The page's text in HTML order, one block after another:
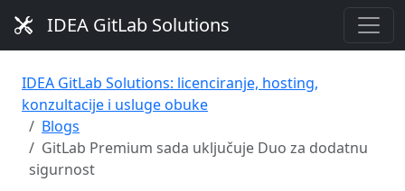
IDEA GitLab Solutions
IDEA GitLab Solutions: licenciranje, hosting,
konzultacije i usluge obuke
Blogs
GitLab Premium sada uključuje Duo za dodatnu
sigurnost